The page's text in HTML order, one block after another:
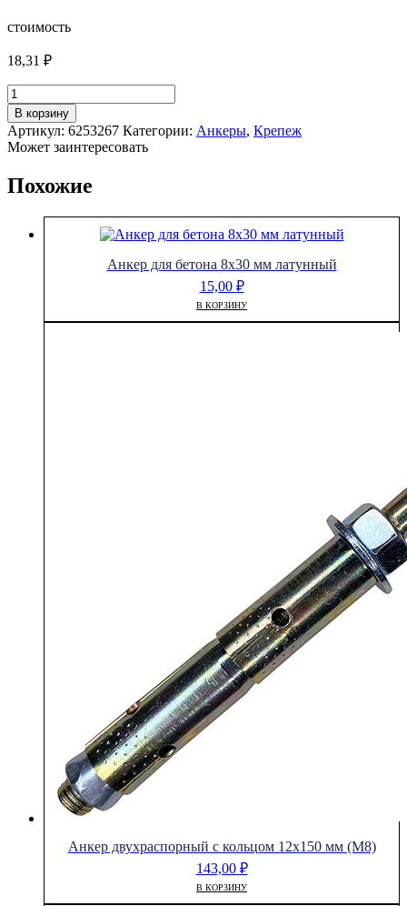
стоимость
18,31 ₽
Количество
товара
Анкер
с
металлическим
10x300
В корзину
Артикул: 6253267 Категории: Анкеры, Крепеж
Может заинтересовать
Похожие
Анкер для бетона 8х30 мм латунный
15,00 ₽
В КОРЗИНУ
Анкер двухраспорный с кольцом 12х150 мм (М8)
143,00 ₽
В КОРЗИНУ